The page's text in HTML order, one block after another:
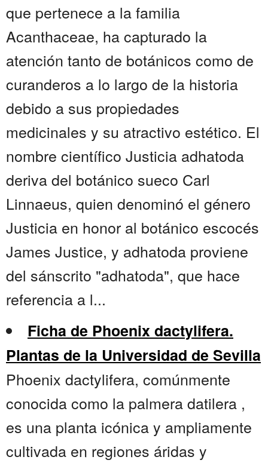
que pertenece a la familia
Acanthaceae, ha capturado la
atención tanto de botánicos como de
curanderos a lo largo de la historia
debido a sus propiedades
medicinales y su atractivo estético. El
nombre científico Justicia adhatoda
deriva del botánico sueco Carl
Linnaeus, quien denominó el género
Justicia en honor al botánico escocés
James Justice, y adhatoda proviene
del sánscrito "adhatoda", que hace
referencia a l...
Ficha de Phoenix dactylifera.
Plantas de la Universidad de Sevilla
Phoenix dactylifera, comúnmente
conocida como la palmera datilera ,
es una planta icónica y ampliamente
cultivada en regiones áridas y